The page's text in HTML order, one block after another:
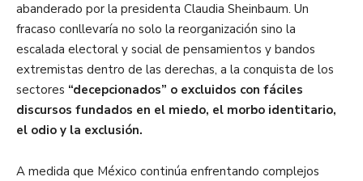
abanderado por la presidenta Claudia Sheinbaum. Un
fracaso conllevaría no solo la reorganización sino la
escalada electoral y social de pensamientos y bandos
extremistas dentro de las derechas, a la conquista de los
sectores “decepcionados” o excluidos con fáciles
discursos fundados en el miedo, el morbo identitario,
el odio y la exclusión.
A medida que México continúa enfrentando complejos